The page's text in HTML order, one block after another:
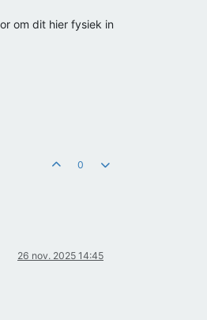
om dit hier fysiek in
0
26 nov. 2025 14:45